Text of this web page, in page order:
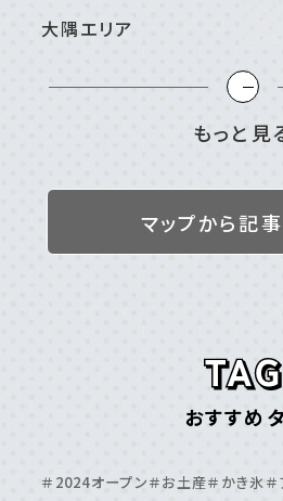
もっと見
大隅エリア
＃⿅屋市
＃垂⽔市
＃志布志市 ＃曽
離島
＃伊集院周辺
＃吉⽥・吉野周辺
マップから記
おすすめ
＃2024オープン＃お土産＃かき氷